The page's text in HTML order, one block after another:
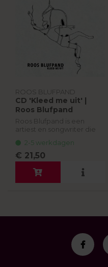
ROOS BLUFPAND
CD 'Kleed me uit' |
Roos Blufpand
Roos Blufpand is een
artiest en songwriter die
haar naam heeft staan en
al meer dan tien jaar op de
planken staat met haar
eigen muz...
2-5 werkdagen
€ 21,50